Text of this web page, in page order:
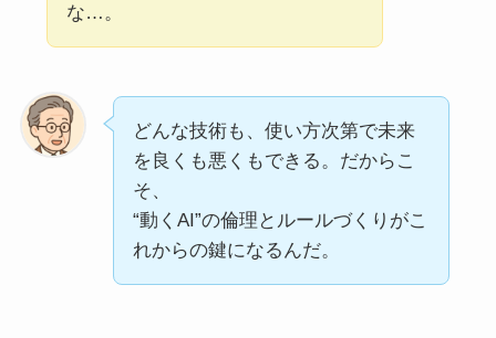
な…。
どんな技術も、使い方次第で未来
を良くも悪くもできる。だからこ
そ、
“動くAI”の倫理とルールづくりがこ
れからの鍵になるんだ。